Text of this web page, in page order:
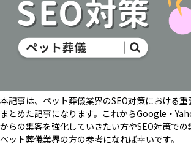
本記事は、ペット葬儀業界のSEO対策における
まとめた記事になります。これからGoogle・
からの集客を強化していきたい方やSEO対策で
ペット葬儀業界の方の参考になれば幸いです。